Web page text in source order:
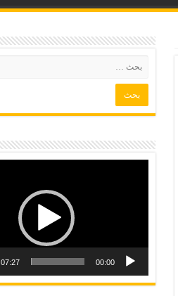
00:00
07:27